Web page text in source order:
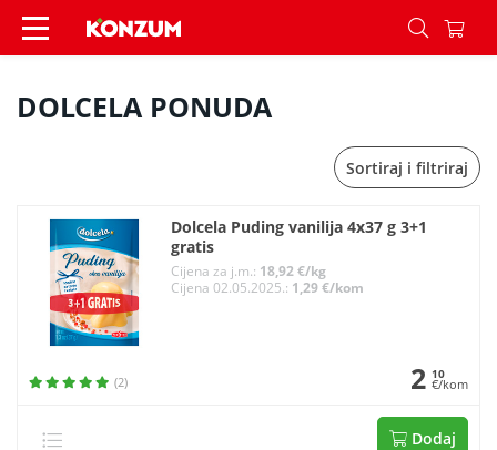
DOLCELA PONUDA - Konzum
DOLCELA PONUDA
Sortiraj i filtriraj
Dolcela Puding vanilija 4x37 g 3+1
gratis
Cijena za j.m.: 18,92 €/kg
Cijena 02.05.2025.: 1,29 €/kom
(2) 2 10
€/kom
Dodaj